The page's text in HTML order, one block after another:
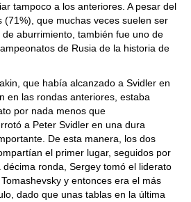
tampoco a los anteriores. A pesar del
(71%), que muchas veces suelen ser
aburrimiento, también fue uno de
de Rusia de la historia de
que había alcanzado a Svidler en
en las rondas anteriores, estaba
por nada menos que
a Peter Svidler en una dura
De esta manera, los dos
el primer lugar, seguidos por
décima ronda, Sergey tomó el liderato
y entonces era el más
dado que unas tablas en la última